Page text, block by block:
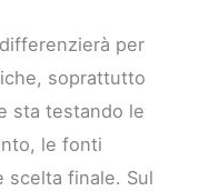
per
soprattutto
sta testando le
le fonti
scelta finale. Sul